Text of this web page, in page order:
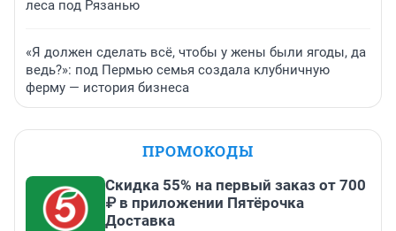
леса под Рязанью
«Я должен сделать всё, чтобы у жены были ягоды, да
ведь?»: под Пермью семья создала клубничную
ферму — история бизнеса
ПРОМОКОДЫ
Скидка 55% на первый заказ от 700
₽ в приложении Пятёрочка
Доставка